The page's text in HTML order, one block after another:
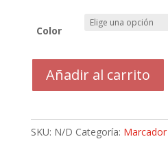
Color
1-
Añadir al carrito
SKU: N/D Categoría: Marcador